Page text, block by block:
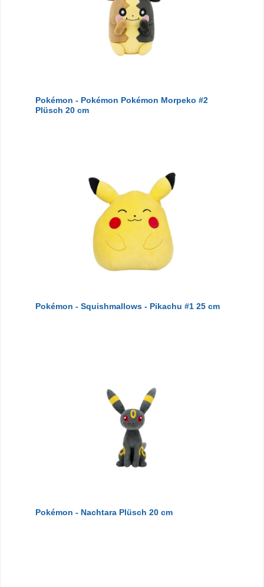
Pokémon - Pokémon Pokémon Morpeko #2
Plüsch 20 cm
Pokémon - Squishmallows - Pikachu #1 25 cm
Pokémon - Nachtara Plüsch 20 cm